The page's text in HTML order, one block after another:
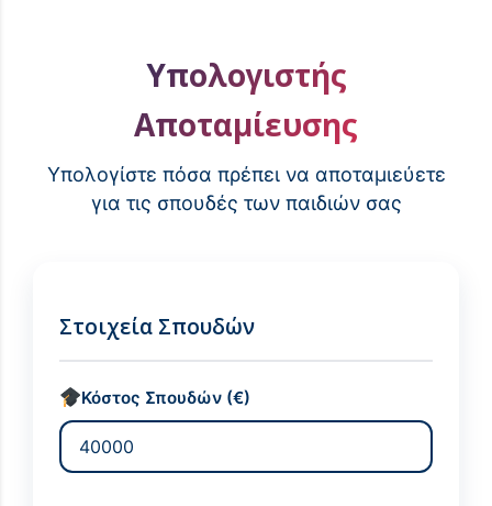
Υπολογιστής
Αποταμίευσης
Υπολογίστε πόσα πρέπει να αποταμιεύετε
για τις σπουδές των παιδιών σας
Στοιχεία Σπουδών
Κόστος Σπουδών (€)